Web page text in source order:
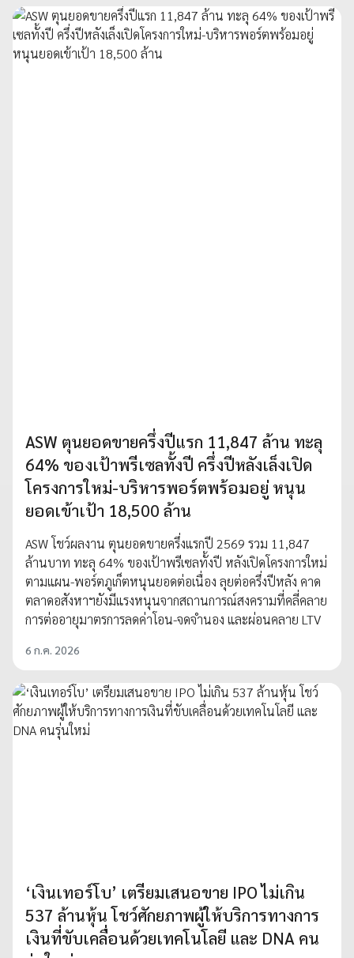
ASW ตุนยอดขายครึ่งปีแรก 11,847 ล้าน ทะลุ
64% ของเป้าพรีเซลทั้งปี ครึ่งปีหลังเล็งเปิด
โครงการใหม่-บริหารพอร์ตพร้อมอยู่ หนุน
ยอดเข้าเป้า 18,500 ล้าน
ASW โชว์ผลงาน ตุนยอดขายครึ่งแรกปี 2569 รวม 11,847
ล้านบาท ทะลุ 64% ของเป้าพรีเซลทั้งปี หลังเปิดโครงการใหม่
ตามแผน-พอร์ตภูเก็ตหนุนยอดต่อเนื่อง ลุยต่อครึ่งปีหลัง คาด
ตลาดอสังหาฯยังมีแรงหนุนจากสถานการณ์สงครามที่คลี่คลาย
การต่ออายุมาตรการลดค่าโอน-จดจำนอง และผ่อนคลาย LTV
6 ก.ค. 2026
‘เงินเทอร์โบ’ เตรียมเสนอขาย IPO ไม่เกิน
537 ล้านหุ้น โชว์ศักยภาพผู้ให้บริการทางการ
เงินที่ขับเคลื่อนด้วยเทคโนโลยี และ DNA คน